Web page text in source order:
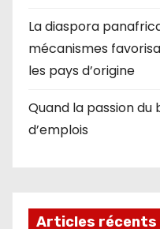
La diaspora
mécanismes
les pays d’origine
Quand la passion du
d’emplois
Articles récents